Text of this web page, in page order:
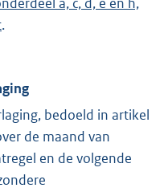
.
bedoeld in artikel
de maand van
en de volgende